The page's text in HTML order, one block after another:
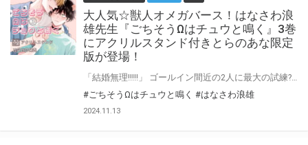
大人気☆獣人オメガバース！はなさわ浪
雄先生『ごちそうΩはチュウと鳴く』3巻
にアクリルスタンド付きとらのあな限定
版が登場！
#ごちそうΩはチュウと鳴く #はなさわ浪雄
2024.11.13